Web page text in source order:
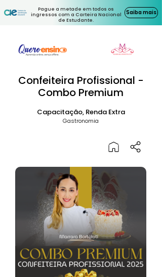
Pague a metade em todos os
ingressos com a Carteira Nacional
de Estudante.
Saiba mais
Confeiteira Profissional -
Combo Premium
Capacitação, Renda Extra
Gastronomia